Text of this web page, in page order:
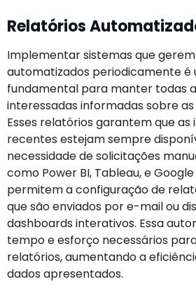
Relatórios
Implementar sistemas que
automatizados periodicamente é
fundamental para manter todas
interessadas informadas sobre
Esses relatórios garantem que as
recentes estejam sempre
necessidade de solicitações
como Power BI, Tableau, e
permitem a configuração de
que são enviados por e-mail ou
dashboards interativos. Essa
tempo e esforço necessários
relatórios, aumentando a
dados apresentados.